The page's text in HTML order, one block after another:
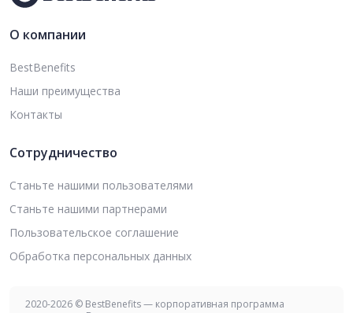
О компании
BestBenefits
Наши преимущества
Контакты
Сотрудничество
Станьте нашими пользователями
Станьте нашими партнерами
Пользовательское соглашение
Обработка персональных данных
2020-2026 © BestBenefits — корпоративная программа